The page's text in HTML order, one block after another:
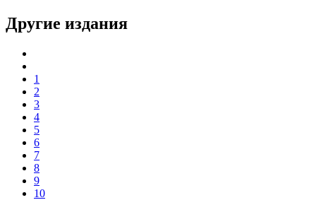
Другие издания
1
2
3
4
5
6
7
8
9
10